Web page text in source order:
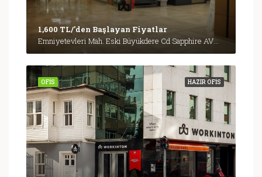
1,600 TL/'den Başlayan Fiyatlar
Emniyetevleri Mah. Eski Büyükdere Cd Sapphire AVM Kat:B4, İstanbul
HAZIR OFIS
OFIS